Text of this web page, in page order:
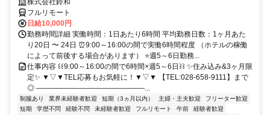
株式会社鈴和
フルリモート
日給10,000円
勤務時間詳細 実働時間：1日あたり6時間 平均勤務日数：1ヶ月あた
り20日 〜 24日 ⏰9:00～16:00の間で実働6時間程度 （ホテルの稼働
によって前後する場合があります） ⭐週5～6日勤務...
仕事内容 ꒰꒰9:00～16:00の間で6時間×週5～6日꒱꒱ ✨住み込み&3ヶ月限
定✨ ▼▽▼TEL応募もお気軽に！▼▽▼ 【TEL:028-658-9111】まで
◎ ―――――――――――――――...
制服あり 業界未経験者歓迎 短期（3ヵ月以内） 主婦・主夫歓迎
フリーター歓迎
短期
学歴不問 経験不問 未経験者歓迎 フルリモート 午前
経験者歓迎